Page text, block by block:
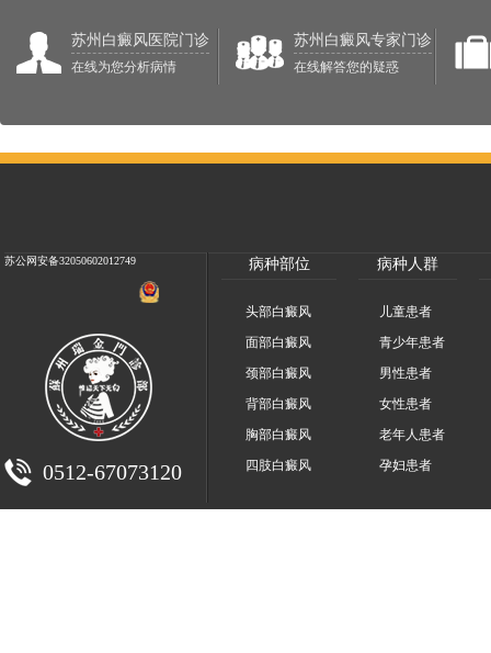
苏州白癜风医院门诊
在线为您分析病情
苏州白癜风专家门诊
在线解答您的疑惑
苏公网安备32050602012749
0512-67073120
病种部位 病种人群
头部白癜风
面部白癜风
颈部白癜风
背部白癜风
胸部白癜风
四肢白癜风
儿童患者
青少年患者
男性患者
女性患者
老年人患者
孕妇患者